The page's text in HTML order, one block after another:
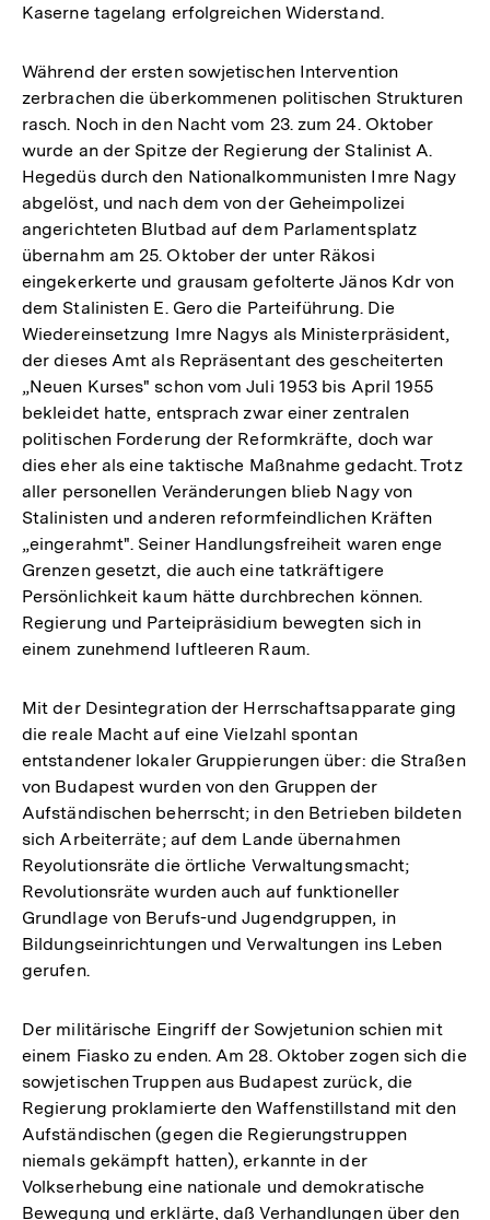
Kaserne tagelang erfolgreichen Widerstand.
Während der ersten sowjetischen Intervention
zerbrachen die überkommenen politischen Strukturen
rasch. Noch in den Nacht vom 23. zum 24. Oktober
wurde an der Spitze der Regierung der Stalinist A.
Hegedüs durch den Nationalkommunisten Imre Nagy
abgelöst, und nach dem von der Geheimpolizei
angerichteten Blutbad auf dem Parlamentsplatz
übernahm am 25. Oktober der unter Räkosi
eingekerkerte und grausam gefolterte Jänos Kdr von
dem Stalinisten E. Gero die Parteiführung. Die
Wiedereinsetzung Imre Nagys als Ministerpräsident,
der dieses Amt als Repräsentant des gescheiterten
„Neuen Kurses" schon vom Juli 1953 bis April 1955
bekleidet hatte, entsprach zwar einer zentralen
politischen Forderung der Reformkräfte, doch war
dies eher als eine taktische Maßnahme gedacht. Trotz
aller personellen Veränderungen blieb Nagy von
Stalinisten und anderen reformfeindlichen Kräften
„eingerahmt". Seiner Handlungsfreiheit waren enge
Grenzen gesetzt, die auch eine tatkräftigere
Persönlichkeit kaum hätte durchbrechen können.
Regierung und Parteipräsidium bewegten sich in
einem zunehmend luftleeren Raum.
Mit der Desintegration der Herrschaftsapparate ging
die reale Macht auf eine Vielzahl spontan
entstandener lokaler Gruppierungen über: die Straßen
von Budapest wurden von den Gruppen der
Aufständischen beherrscht; in den Betrieben bildeten
sich Arbeiterräte; auf dem Lande übernahmen
Reyolutionsräte die örtliche Verwaltungsmacht;
Revolutionsräte wurden auch auf funktioneller
Grundlage von Berufs-und Jugendgruppen, in
Bildungseinrichtungen und Verwaltungen ins Leben
gerufen.
Der militärische Eingriff der Sowjetunion schien mit
einem Fiasko zu enden. Am 28. Oktober zogen sich die
sowjetischen Truppen aus Budapest zurück, die
Regierung proklamierte den Waffenstillstand mit den
Aufständischen (gegen die Regierungstruppen
niemals gekämpft hatten), erkannte in der
Volkserhebung eine nationale und demokratische
Bewegung und erklärte, daß Verhandlungen über den